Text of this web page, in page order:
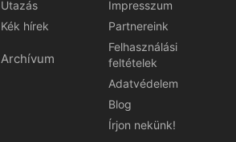
Utazás
Kék hírek
Archívum
Impresszum
Partnereink
Felhasználási
feltételek
Adatvédelem
Blog
Írjon nekünk!